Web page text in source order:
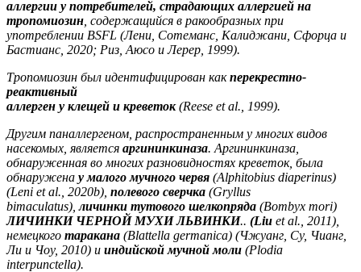
аллергии у потребителей, страдающих аллергией на
тропомиозин , содержащийся в ракообразных при
употреблении BSFL (Лени, Сотеманс, Калиджани, Сфорца и
Бастианс, 2020; Риз, Аюсо и Лерер, 1999).
Тропомиозин был идентифицирован какперекрестно-
реактивный
аллерген у клещей и креветок(Reese et al., 1999).
Другим паналлергеном, распространенным у многих видов
насекомых, является аргининкиназа. Аргининкиназа,
обнаруженная во многих разновидностях креветок, была
обнаружена у малого мучного червя (Alphitobius diaperinus)
(Leni et al., 2020b), полевого сверчка (Gryllus
bimaculatus),личинки тутового шелкопряда (Bombyx mori)
ЛИЧИНКИ ЧЕРНОЙ МУХИ ЛЬВИНКИ.. (Liu et al., 2011),
немецкого таракана (Blattella germanica) (Чжуанг, Су, Чианг,
Ли и Чоу, 2010) и индийскоймучной моли (Plodia
interpunctella).